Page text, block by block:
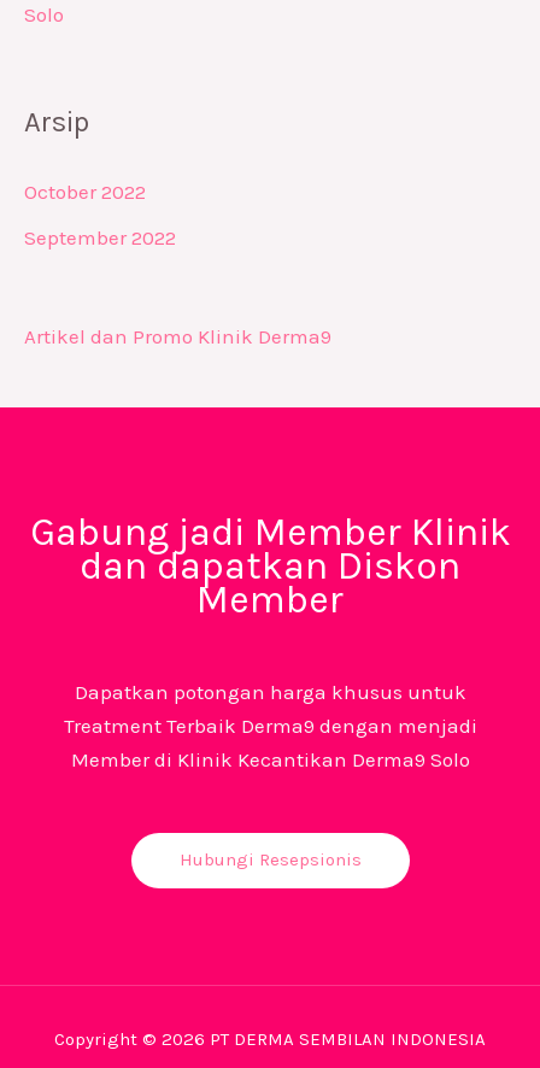
Solo
Arsip
October 2022
September 2022
Artikel dan Promo Klinik Derma9
Gabung jadi Member Klinik
dan dapatkan Diskon
Member
Dapatkan potongan harga khusus untuk
Treatment Terbaik Derma9 dengan menjadi
Member di Klinik Kecantikan Derma9 Solo
Hubungi Resepsionis
Copyright © 2026 PT DERMA SEMBILAN INDONESIA